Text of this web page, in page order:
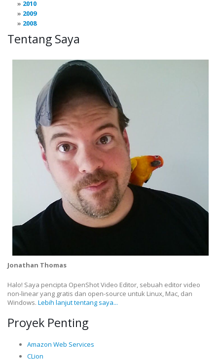
2010
2009
2008
Tentang Saya
Jonathan Thomas
Halo! Saya pencipta OpenShot Video Editor, sebuah editor video
non-linear yang gratis dan open-source untuk Linux, Mac, dan
Windows. Lebih lanjut tentang saya...
Proyek Penting
Amazon Web Services
CLion